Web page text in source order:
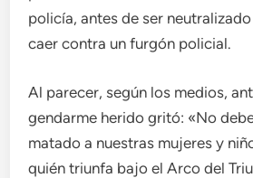
policía, antes de ser
caer contra un furgón policial.
Al parecer, según los medios,
gendarme herido gritó: «No
matado a nuestras mujeres y
quién triunfa bajo el Arco del